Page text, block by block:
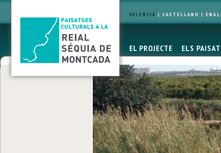
VALENCIÀ | CASTELLANO |
EL PROJECTE ELS